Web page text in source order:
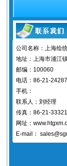
公司名称：上海绘
地址：上海市浦江
邮编：100060
电话：86-21-
手机：
联系人：刘经理
传真：86-21-
网址：
E-mail：